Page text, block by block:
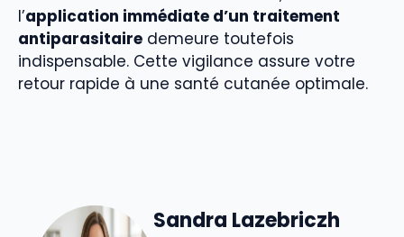
l’application immédiate d’un traitement
antiparasitaire demeure toutefois
indispensable. Cette vigilance assure votre
retour rapide à une santé cutanée optimale.
Sandra Lazebriczh